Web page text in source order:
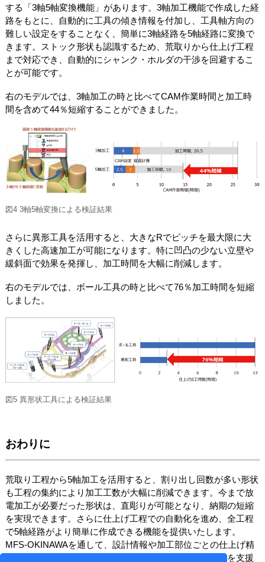
する「3軸5軸変換機能」があります。3軸加工機能で作成した経
路をもとに、自動的に工具の傾き情報を付加し、工具軸方向の
難しい設定をすることなく、簡単に3軸経路を5軸経路に変換で
きます。ストック形状も認識するため、荒取りから仕上げ工程
まで対応でき、自動的にシャンク・ホルダの干渉を回避するこ
とが可能です。
右のモデルでは、3軸加工の時と比べてCAM作業時間と加工時
間を含めて44％短縮することができました。
図4 3軸5軸変換による検証結果
さらに異形工具を活用すると、大きなRでピッチを最大限に大
きくした高速加工が可能になります。特に凹凸の少ない立壁や
緩斜面で効果を発揮し、加工時間を大幅に削減します。
右のモデルでは、ボール工具の時と比べて76％加工時間を短縮
しました。
図5 異形状工具による検証結果
おわりに
荒取り工程から5軸加工を活用すると、割り出し回数が多い形状
も工程の集約により加工工数が大幅に削減できます。今まで放
電加工が必要だった形状は、直彫りが可能となり、納期の短縮
を実現できます。さらに仕上げ工程での自動化を進め、全工程
で5軸経路がより簡単に作成できる機能を提供いたします。
MFS-OKINAWAを通して、設計情報や加工部位ごとの仕上げ精
度を考慮した加工の自動化を目指し、ものづくりの未来を支援